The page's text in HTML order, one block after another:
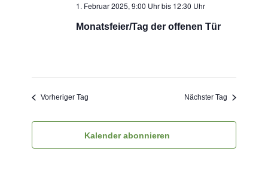
1. Februar 2025, 9:00 Uhrbis 12:30 Uhr
Monatsfeier/Tag der offenen Tür
Vorheriger Tag Nächster Tag
Kalender abonnieren